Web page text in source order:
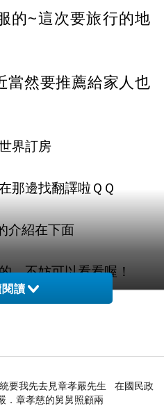
的~這次要旅行的地
當然要推薦給家人也
界訂房
那邊找翻譯啦ＱＱ
介紹在下面
，不妨可以看看喔！
朋友，
包》
讀
要我先去見章孝嚴先生 在國民政
．章孝慈的舅舅照顧兩